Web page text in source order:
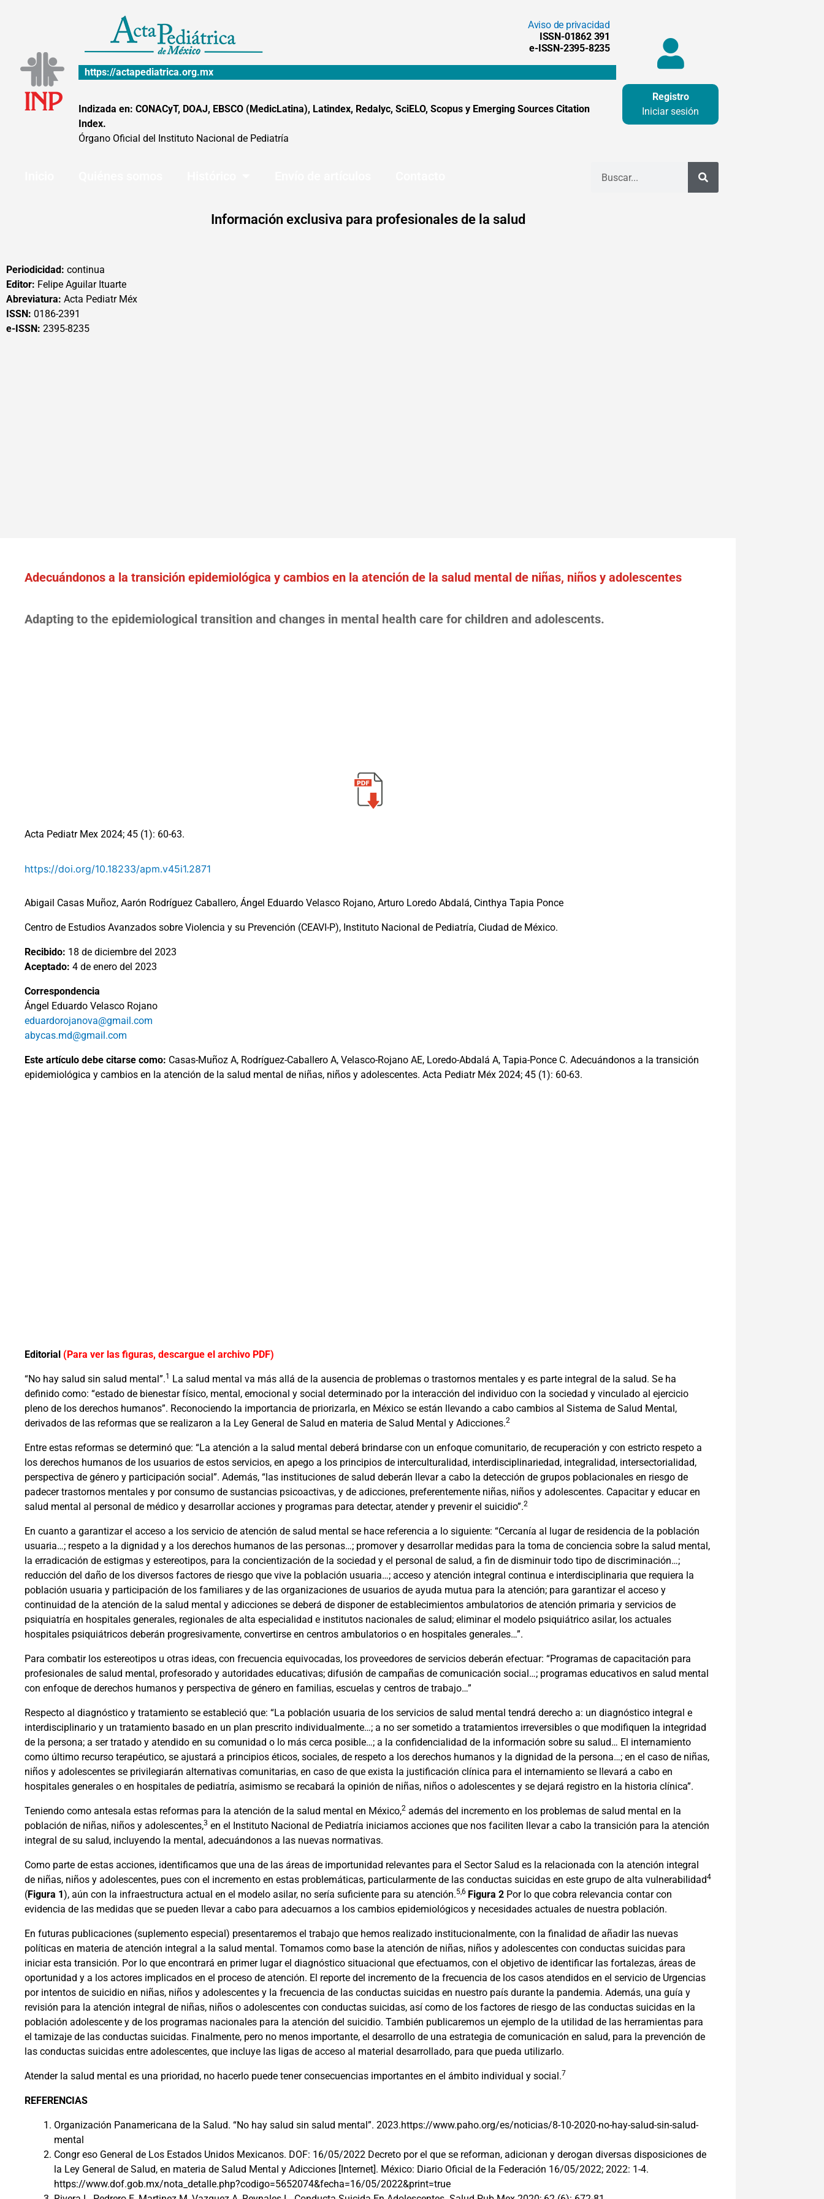
Aviso de privacidad
ISSN-01862 391
e-ISSN-2395-8235
https://actapediatrica.org.mx
Indizada en: CONACyT, DOAJ, EBSCO (MedicLatina), Latindex, Redalyc, SciELO, Scopus y Emerging Sources Citation
Index.
Órgano Oficial del Instituto Nacional de Pediatría
Registro
Iniciar sesión
Información exclusiva para profesionales de la salud
Periodicidad: continua
Editor: Felipe Aguilar Ituarte
Abreviatura: Acta Pediatr Méx
ISSN: 0186-2391
e-ISSN: 2395-8235
Adecuándonos a la transición epidemiológica y cambios en la atención de la salud mental de niñas, niños y adolescentes
Adapting to the epidemiological transition and changes in mental health care for children and adolescents.
Acta Pediatr Mex 2024; 45 (1): 60-63.
https://doi.org/10.18233/apm.v45i1.2871
Abigail Casas Muñoz, Aarón Rodríguez Caballero, Ángel Eduardo Velasco Rojano, Arturo Loredo Abdalá, Cinthya Tapia Ponce
Centro de Estudios Avanzados sobre Violencia y su Prevención (CEAVI-P), Instituto Nacional de Pediatría, Ciudad de México.
Recibido: 18 de diciembre del 2023
Aceptado: 4 de enero del 2023
Correspondencia
Ángel Eduardo Velasco Rojano
eduardorojanova@gmail.com
abycas.md@gmail.com
Este artículo debe citarse como: Casas-Muñoz A, Rodríguez-Caballero A, Velasco-Rojano AE, Loredo-Abdalá A, Tapia-Ponce C. Adecuándonos a la transición
epidemiológica y cambios en la atención de la salud mental de niñas, niños y adolescentes. Acta Pediatr Méx 2024; 45 (1): 60-63.
Editorial (Para ver las figuras, descargue el archivo PDF)
“No hay salud sin salud mental”.1
La salud mental va más allá de la ausencia de problemas o trastornos mentales y es parte integral de la salud. Se ha
definido como: “estado de bienestar físico, mental, emocional y social determinado por la interacción del individuo con la sociedad y vinculado al ejercicio
pleno de los derechos humanos”. Reconociendo la importancia de priorizarla, en México se están llevando a cabo cambios al Sistema de Salud Mental,
derivados de las reformas que se realizaron a la Ley General de Salud en materia de Salud Mental y Adicciones.2
Entre estas reformas se determinó que: “La atención a la salud mental deberá brindarse con un enfoque comunitario, de recuperación y con estricto respeto a
los derechos humanos de los usuarios de estos servicios, en apego a los principios de interculturalidad, interdisciplinariedad, integralidad, intersectorialidad,
perspectiva de género y participación social”. Además, “las instituciones de salud deberán llevar a cabo la detección de grupos poblacionales en riesgo de
padecer trastornos mentales y por consumo de sustancias psicoactivas, y de adicciones, preferentemente niñas, niños y adolescentes. Capacitar y educar en
salud mental al personal de médico y desarrollar acciones y programas para detectar, atender y prevenir el suicidio”.2
En cuanto a garantizar el acceso a los servicio de atención de salud mental se hace referencia a lo siguiente: “Cercanía al lugar de residencia de la población
usuaria…; respeto a la dignidad y a los derechos humanos de las personas…; promover y desarrollar medidas para la toma de conciencia sobre la salud mental,
la erradicación de estigmas y estereotipos, para la concientización de la sociedad y el personal de salud, a fin de disminuir todo tipo de discriminación…;
reducción del daño de los diversos factores de riesgo que vive la población usuaria…; acceso y atención integral continua e interdisciplinaria que requiera la
población usuaria y participación de los familiares y de las organizaciones de usuarios de ayuda mutua para la atención; para garantizar el acceso y
continuidad de la atención de la salud mental y adicciones se deberá de disponer de establecimientos ambulatorios de atención primaria y servicios de
psiquiatría en hospitales generales, regionales de alta especialidad e institutos nacionales de salud; eliminar el modelo psiquiátrico asilar, los actuales
hospitales psiquiátricos deberán progresivamente, convertirse en centros ambulatorios o en hospitales generales…”.
Para combatir los estereotipos u otras ideas, con frecuencia equivocadas, los proveedores de servicios deberán efectuar: “Programas de capacitación para
profesionales de salud mental, profesorado y autoridades educativas; difusión de campañas de comunicación social…; programas educativos en salud mental
con enfoque de derechos humanos y perspectiva de género en familias, escuelas y centros de trabajo…”
Respecto al diagnóstico y tratamiento se estableció que: “La población usuaria de los servicios de salud mental tendrá derecho a: un diagnóstico integral e
interdisciplinario y un tratamiento basado en un plan prescrito individualmente…; a no ser sometido a tratamientos irreversibles o que modifiquen la integridad
de la persona; a ser tratado y atendido en su comunidad o lo más cerca posible…; a la confidencialidad de la información sobre su salud… El internamiento
como último recurso terapéutico, se ajustará a principios éticos, sociales, de respeto a los derechos humanos y la dignidad de la persona…; en el caso de niñas,
niños y adolescentes se privilegiarán alternativas comunitarias, en caso de que exista la justificación clínica para el internamiento se llevará a cabo en
hospitales generales o en hospitales de pediatría, asimismo se recabará la opinión de niñas, niños o adolescentes y se dejará registro en la historia clínica”.
Teniendo como antesala estas reformas para la atención de la salud mental en México,2 además del incremento en los problemas de salud mental en la
población de niñas, niños y adolescentes,3 en el Instituto Nacional de Pediatría iniciamos acciones que nos faciliten llevar a cabo la transición para la atención
integral de su salud, incluyendo la mental, adecuándonos a las nuevas normativas.
Como parte de estas acciones, identificamos que una de las áreas de importunidad relevantes para el Sector Salud es la relacionada con la atención integral
de niñas, niños y adolescentes, pues con el incremento en estas problemáticas, particularmente de las conductas suicidas en este grupo de alta vulnerabilidad4
(Figura 1), aún con la infraestructura actual en el modelo asilar, no sería suficiente para su atención.5,6 Figura 2 Por lo que cobra relevancia contar con
evidencia de las medidas que se pueden llevar a cabo para adecuarnos a los cambios epidemiológicos y necesidades actuales de nuestra población.
En futuras publicaciones (suplemento especial) presentaremos el trabajo que hemos realizado institucionalmente, con la finalidad de añadir las nuevas
políticas en materia de atención integral a la salud mental. Tomamos como base la atención de niñas, niños y adolescentes con conductas suicidas para
iniciar esta transición. Por lo que encontrará en primer lugar el diagnóstico situacional que efectuamos, con el objetivo de identificar las fortalezas, áreas de
oportunidad y a los actores implicados en el proceso de atención. El reporte del incremento de la frecuencia de los casos atendidos en el servicio de Urgencias
por intentos de suicidio en niñas, niños y adolescentes y la frecuencia de las conductas suicidas en nuestro país durante la pandemia. Además, una guía y
revisión para la atención integral de niñas, niños o adolescentes con conductas suicidas, así como de los factores de riesgo de las conductas suicidas en la
población adolescente y de los programas nacionales para la atención del suicidio. También publicaremos un ejemplo de la utilidad de las herramientas para
el tamizaje de las conductas suicidas. Finalmente, pero no menos importante, el desarrollo de una estrategia de comunicación en salud, para la prevención de
las conductas suicidas entre adolescentes, que incluye las ligas de acceso al material desarrollado, para que pueda utilizarlo.
Atender la salud mental es una prioridad, no hacerlo puede tener consecuencias importantes en el ámbito individual y social.7
REFERENCIAS
Organización Panamericana de la Salud. “No hay salud sin salud mental”. 2023.https://www.paho.org/es/noticias/8-10-2020-no-hay-salud-sin-salud-
mental
Congr eso General de Los Estados Unidos Mexicanos. DOF: 16/05/2022 Decreto por el que se reforman, adicionan y derogan diversas disposiciones de
la Ley General de Salud, en materia de Salud Mental y Adicciones [Internet]. México: Diario Oficial de la Federación 16/05/2022; 2022: 1-4.
https://www.dof.gob.mx/nota_detalle.php?codigo=5652074&fecha=16/05/2022&print=true